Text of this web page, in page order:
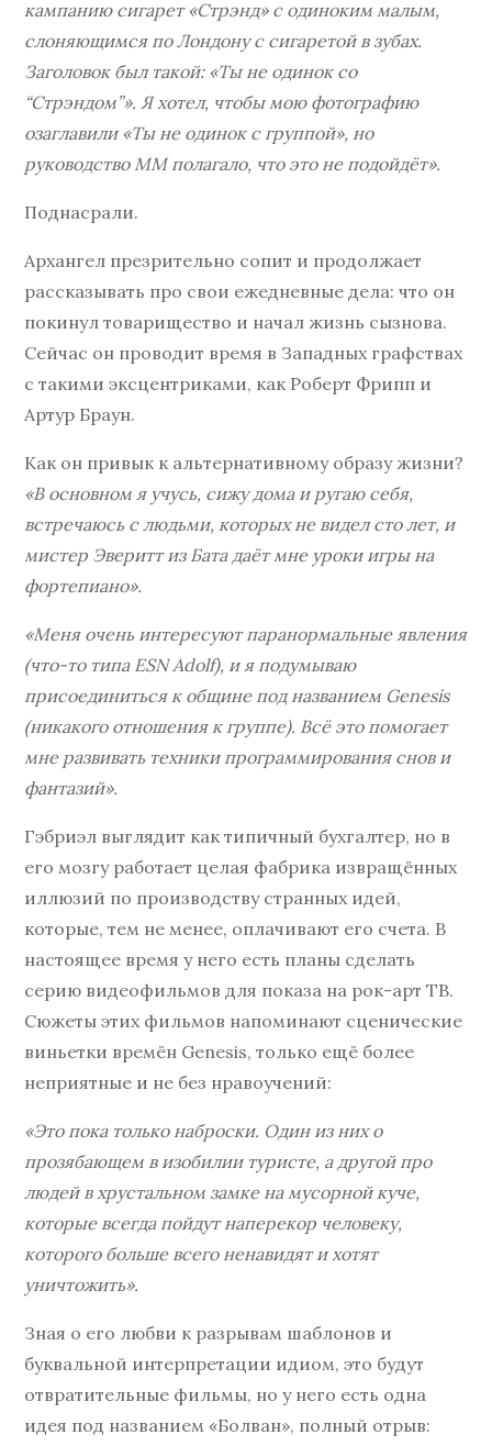
кампанию сигарет «Стрэнд» с одиноким малым,
слоняющимся по Лондону с сигаретой в зубах.
Заголовок был такой: «Ты не одинок со
“Стрэндом”». Я хотел, чтобы мою фотографию
озаглавили «Ты не одинок с группой», но
руководство ММ полагало, что это не подойдёт».
Поднасрали.
Архангел презрительно сопит и продолжает
рассказывать про свои ежедневные дела: что он
покинул товарищество и начал жизнь сызнова.
Сейчас он проводит время в Западных графствах
с такими эксцентриками, как Роберт Фрипп и
Артур Браун.
Как он привык к альтернативному образу жизни?
«В основном я учусь, сижу дома и ругаю себя,
встречаюсь с людьми, которых не видел сто лет, и
мистер Эверитт из Бата даёт мне уроки игры на
фортепиано».
«Меня очень интересуют паранормальные явления
(что-то типа ESN Adolf), и я подумываю
присоединиться к общине под названием Genesis
(никакого отношения к группе). Всё это помогает
мне развивать техники программирования снов и
фантазий».
Гэбриэл выглядит как типичный бухгалтер, но в
его мозгу работает целая фабрика извращённых
иллюзий по производству странных идей,
которые, тем не менее, оплачивают его счета. В
настоящее время у него есть планы сделать
серию видеофильмов для показа на рок-арт ТВ.
Сюжеты этих фильмов напоминают сценические
виньетки времён Genesis, только ещё более
неприятные и не без нравоучений:
«Это пока только наброски. Один из них о
прозябающем в изобилии туристе, а другой про
людей в хрустальном замке на мусорной куче,
которые всегда пойдут наперекор человеку,
которого больше всего ненавидят и хотят
уничтожить».
Зная о его любви к разрывам шаблонов и
буквальной интерпретации идиом, это будут
отвратительные фильмы, но у него есть одна
идея под названием «Болван», полный отрыв: